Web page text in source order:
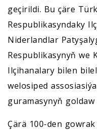
geçirildi. Bu çäre
Respublikasyndaky
Niderlandlar
Respublikasynyň we
Ilçihanalary bilen
welosiped
guramasynyň
Çärä 100-den